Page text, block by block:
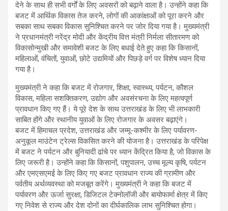
देने के साथ ही सभी वर्गों के लिए अवसरों को बढ़ाने वाला है। उन्होंने कहा कि
बजट में आर्थिक विकास तेज करने, लोगों की आकांक्षाओं को पूरा करने और
सबका साथ सबका विकास सुनिश्चित करने पर जोर दिया गया है। मुख्यमंत्री
ने प्रधानमंत्री नरेंद्र मोदी और केंद्रीय वित्त मंत्री निर्मला सीतारमण को
विकासोन्मुखी और समावेशी बजट के लिए बधाई देते हुए कहा कि किसानों,
महिलाओं, वंचितों, युवाओं, छोटे उद्यमियों और पिछड़े वर्ग पर विशेष ध्यान दिया
गया है।
मुख्यमंत्री ने कहा कि बजट में रोजगार, शिक्षा, स्वास्थ्य, पर्यटन, कौशल
विकास, महिला सशक्तिकरण, उद्योग और अवसंरचना के लिए महत्वपूर्ण
प्रावधान किए गए हैं। ये पूरे देश के साथ उत्तराखंड के लिए भी लाभकारी
साबित होंगे और स्थानीय युवाओं के लिए रोजगार के अवसर बढ़ाएंगे।
बजट में हिमाचल प्रदेश, उत्तराखंड और जम्मू-कश्मीर के लिए पर्यावरण-
अनुकूल माउंटेन ट्रेल्स विकसित करने की योजना है। उत्तराखंड के परिपेक्ष
में बजट ने पर्यटन और बुनियादी ढांचे पर ध्यान केंद्रित किया है, जो विकास के
लिए जरूरी है। उन्होंने कहा कि किसानों, पशुपालन, उच्च मूल्य कृषि, पर्यटन
और एमएसएमई के लिए किए गए बजट प्रावधान राज्य की ग्रामीण और
पर्वतीय अर्थव्यवस्था को मजबूत करेंगे। मुख्यमंत्री ने कहा कि बजट में
पर्यावरण और ऊर्जा सुरक्षा, डिजिटल टेक्नोलॉजी और बायोफार्मा क्षेत्र में किए
गए निवेश से राज्य और देश दोनों का दीर्घकालिक लाभ सुनिश्चित होगा।